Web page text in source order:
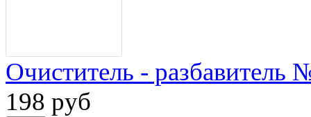
Очиститель - разбавитель
198 руб